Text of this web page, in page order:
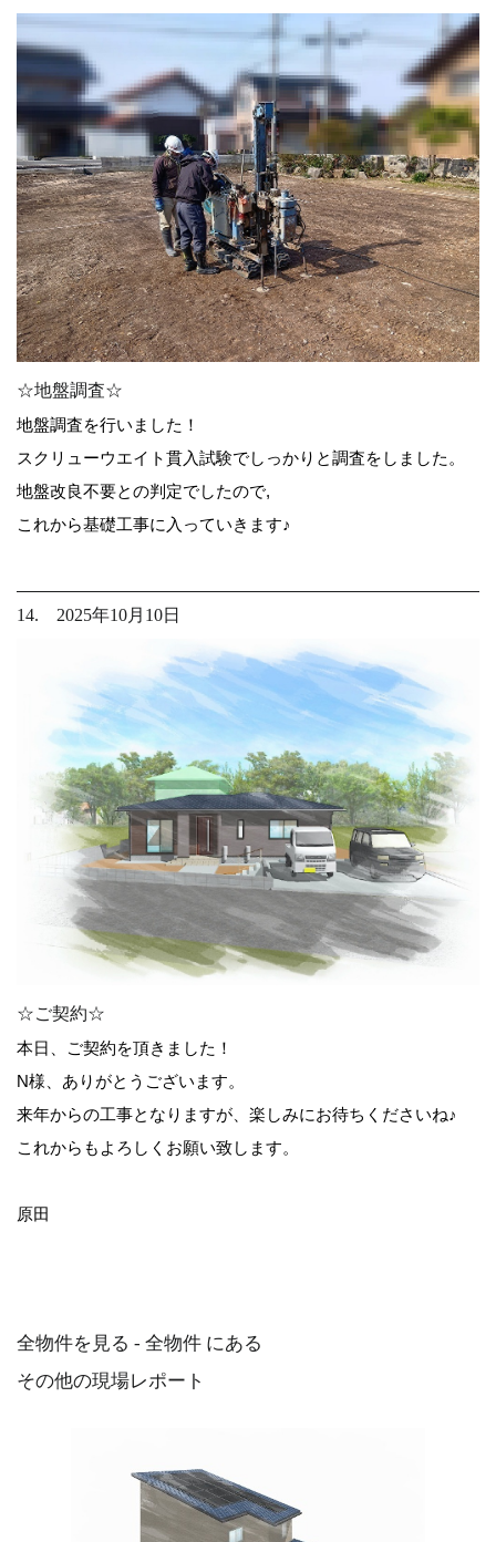
☆地盤調査☆
地盤調査を行いました！
スクリューウエイト貫入試験でしっかりと調査をしました。
地盤改良不要との判定でしたので,
これから基礎工事に入っていきます♪
14. 2025年10月10日
☆ご契約☆
本日、ご契約を頂きました！
N様、ありがとうございます。
来年からの工事となりますが、楽しみにお待ちくださいね♪
これからもよろしくお願い致します。
原田
全物件を見る - 全物件 にある
その他の現場レポート